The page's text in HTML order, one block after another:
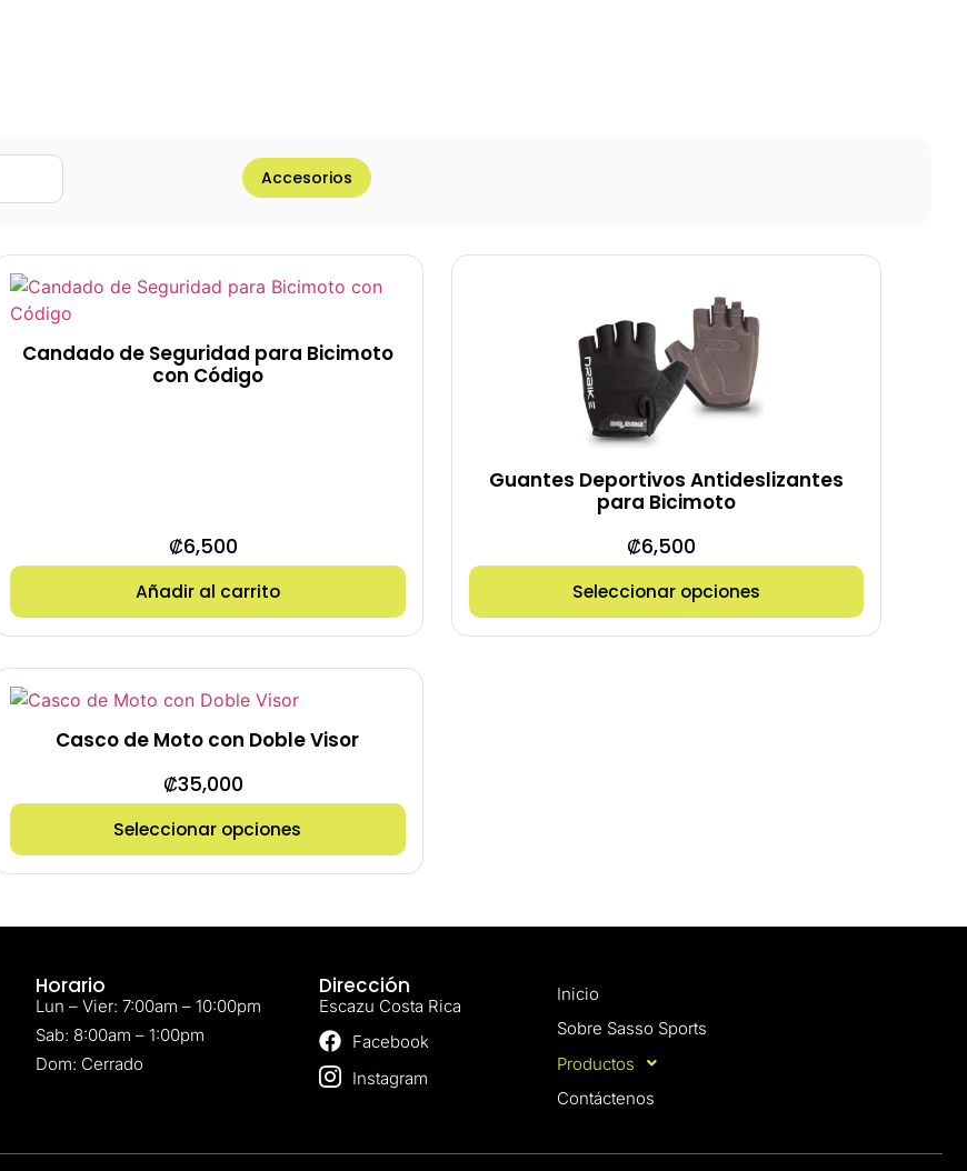
Accesorios
Candado de Seguridad para Bicimoto
con Código
₡6,500
Añadir al carrito
Guantes Deportivos Antideslizantes
para Bicimoto
₡6,500
Seleccionar opciones
Casco de Moto con Doble Visor
₡35,000
Seleccionar opciones
Horario
Lun – Vier: 7:00am – 10:00pm
Sab: 8:00am – 1:00pm
Dom: Cerrado
Dirección
Escazu Costa Rica
Facebook
Instagram
Inicio
Sobre Sasso Sports
Productos
Contáctenos